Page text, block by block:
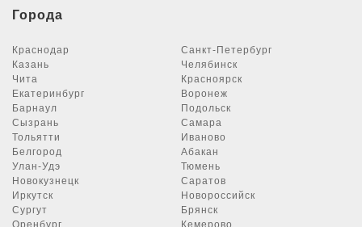
Города
Краснодар
Санкт-Петербург
Казань
Челябинск
Чита
Красноярск
Екатеринбург
Воронеж
Барнаул
Подольск
Сызрань
Самара
Тольятти
Иваново
Белгород
Абакан
Улан-Удэ
Тюмень
Новокузнецк
Саратов
Иркутск
Новороссийск
Сургут
Брянск
Оренбург
Кемерово